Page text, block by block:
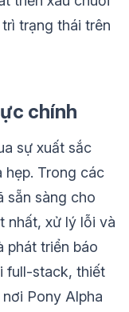
trạng thái trên
chính
sự xuất sắc
hẹp. Trong các
sẵn sàng cho
nhất, xử lý lỗi và
phát triển báo
full-stack, thiết
Pony Alpha